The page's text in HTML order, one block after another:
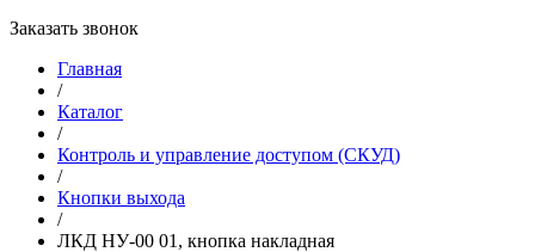
Заказать звонок
Главная
/
Каталог
/
Контроль и управление доступом (СКУД)
/
Кнопки выхода
/
ЛКД НУ-00 01, кнопка накладная